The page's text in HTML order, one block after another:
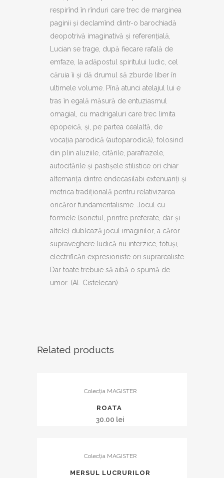
respirînd în rînduri care trec de marginea
paginii și declamînd dintr-o barochiadă
deopotrivă imaginativă și referențială,
Lucian se trage, după fiecare rafală de
emfaze, la adăpostul spiritului ludic, cel
căruia îi și dă drumul să zburde liber în
ultimele volume. Pînă atunci atelajul lui e
tras în egală măsură de entuziasmul
omagial, cu madrigaluri care trec limita
epopeică, și, pe partea cealaltă, de
vocația parodică (autoparodică), folosind
din plin aluziile, citările, parafrazele,
autocitările și pastișele stilistice ori chiar
alternanța dintre endecasilabi extenuanți și
metrica tradițională pentru relativizarea
oricăror fundamentalisme. Jocul cu
formele (sonetul, printre preferate, dar și
altele) dublează jocul imaginilor, a căror
supraveghere ludică nu interzice, totuși,
electrificări expresioniste ori suprarealiste.
Dar toate trebuie să aibă o spumă de
umor. (Al. Cistelecan)
Related products
Colecția MAGISTER
ROATA
30.00 lei
Colecția MAGISTER
MERSUL LUCRURILOR